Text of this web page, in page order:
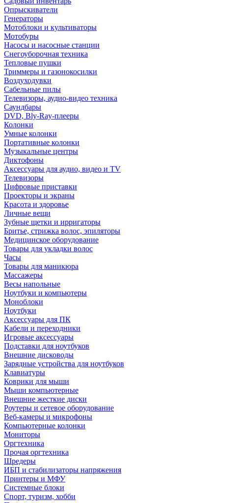
Опрыскиватели
Генераторы
Мотоблоки и культиваторы
Мотобуры
Насосы и насосные станции
Снегоуборочная техника
Тепловые пушки
Триммеры и газонокосилки
Воздуходувки
Сабельные пилы
Телевизоры, аудио-видео техника
Саундбары
DVD, Bly-Ray-плееры
Колонки
Умные колонки
Портативные колонки
Музыкальные центры
Диктофоны
Аксессуары для аудио, видео и TV
Телевизоры
Цифровые приставки
Проекторы и экраны
Красота и здоровье
Личные вещи
Зубные щетки и ирригаторы
Бритье, стрижка волос, эпиляторы
Медицинское оборудование
Товары для укладки волос
Часы
Товары для маникюра
Массажеры
Весы напольные
Ноутбуки и компьютеры
Моноблоки
Ноутбуки
Аксессуары для ПК
Кабели и переходники
Игровые аксессуары
Подставки для ноутбуков
Внешние дисководы
Зарядные устройства для ноутбуков
Клавиатуры
Коврики для мыши
Мыши компьютерные
Внешние жесткие диски
Роутеры и сетевое оборудование
Веб-камеры и микрофоны
Компьютерные колонки
Мониторы
Оргтехника
Прочая оргтехника
Шредеры
ИБП и стабилизаторы напряжения
Принтеры и МФУ
Системные блоки
Спорт, туризм, хобби